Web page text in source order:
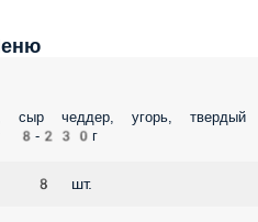
сыр чеддер, угорь, твердый
8-230г
8 шт.